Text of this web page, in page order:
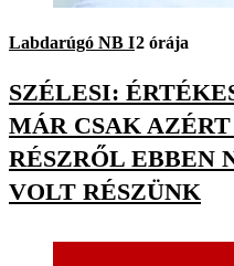
Labdarúgó NB I2 órája
SZÉLESI:
MÁR CSAK
RÉSZRŐL EBBEN
VOLT RÉSZÜNK